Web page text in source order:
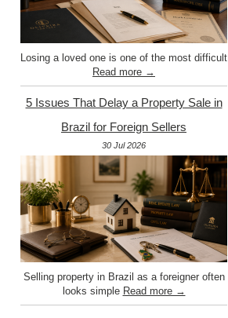
Losing a loved one is one of the most difficult
Read more →
5 Issues That Delay a Property Sale in
Brazil for Foreign Sellers
30 Jul 2026
Selling property in Brazil as a foreigner often
looks simple Read more →